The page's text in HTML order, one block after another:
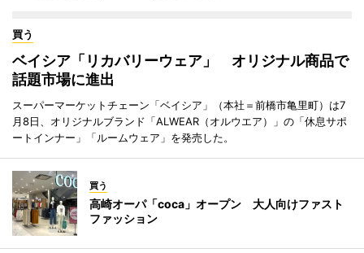
買う
ベイシア「リカバリーウェア」 オリジナル商品で
話題市場に進出
スーパーマーケットチェーン「ベイシア」（本社＝前橋市亀里町）は7
月8日、オリジナルブランド「ALWEAR（オルウエア）」の「休息サポ
ートインナー」「ルームウェア」を発売した。
買う
高崎オーパ「coca」オープン 大人向けファスト
ファッション